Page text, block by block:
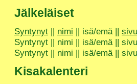
Jälkeläiset
Syntynyt || nimi || isä/emä ||
Syntynyt || nimi || isä/emä ||
Syntynyt || nimi || isä/emä ||
Kisakalenteri